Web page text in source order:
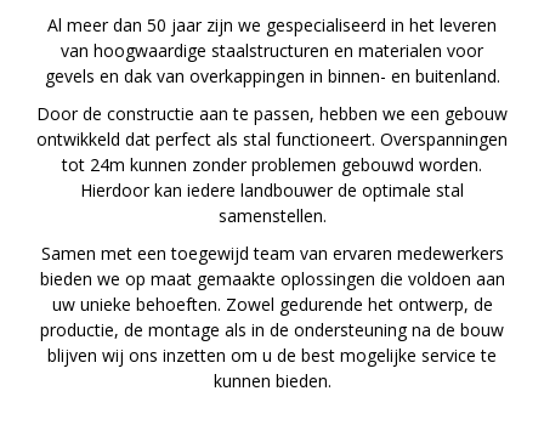
Al meer dan 50 jaar zijn we gespecialiseerd in het leveren
van hoogwaardige staalstructuren en materialen voor
gevels en dak van overkappingen in binnen- en buitenland.
Door de constructie aan te passen, hebben we een gebouw
ontwikkeld dat perfect als stal functioneert. Overspanningen
tot 24m kunnen zonder problemen gebouwd worden.
Hierdoor kan iedere landbouwer de optimale stal
samenstellen.
Samen met een toegewijd team van ervaren medewerkers
bieden we op maat gemaakte oplossingen die voldoen aan
uw unieke behoeften. Zowel gedurende het ontwerp, de
productie, de montage als in de ondersteuning na de bouw
blijven wij ons inzetten om u de best mogelijke service te
kunnen bieden.